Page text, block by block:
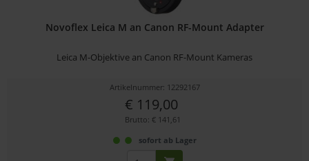
Novoflex Leica M an Canon RF-Mount Adapter
Leica M-Objektive an Canon RF-Mount Kameras
Artikelnummer: 12292167
€ 119,00
Brutto: € 141,61
sofort ab Lager